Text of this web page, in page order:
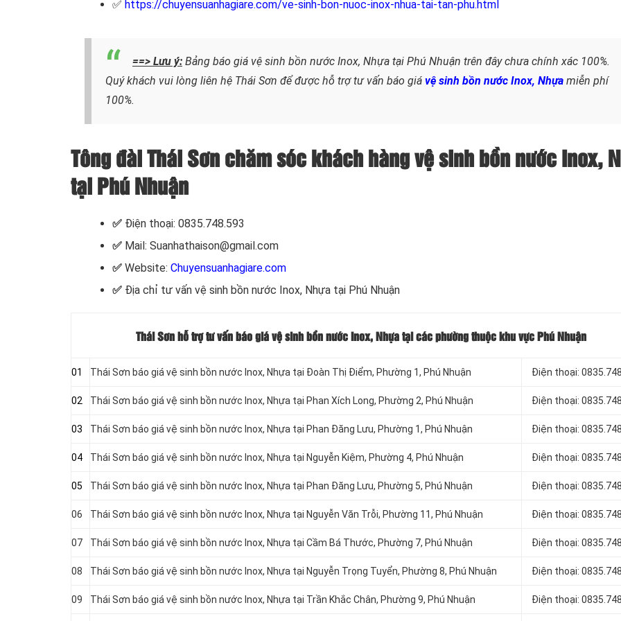
✅ https://chuyensuanhagiare.com/ve-sinh-bon-nuoc-inox-nhua-tai-tan-phu.html
==> Lưu ý: Bảng báo giá vệ sinh bồn nước Inox, Nhựa tại Phú Nhuận trên đây chưa chính xác 100%.
Quý khách vui lòng liên hệ Thái Sơn để được hỗ trợ tư vấn báo giá vệ sinh bồn nước Inox, Nhựa miễn phí
100%.
Tông đài Thái Sơn chăm sóc khách hàng vệ sinh bồn nước Inox,
tại Phú Nhuận
✅ Điện thoại: 0835.748.593
✅ Mail: Suanhathaison@gmail.com
✅ Website: Chuyensuanhagiare.com
✅ Địa chỉ tư vấn vệ sinh bồn nước Inox, Nhựa tại Phú Nhuận
Thái Sơn hỗ trợ tư vấn báo giá vệ sinh bồn nước Inox, Nhựa tại các phường thuộc khu vực Phú Nhuận
01 Thái Sơn báo giá vệ sinh bồn nước Inox, Nhựa tại Đoàn Thị Điểm, Phường 1, Phú Nhuận Điện thoại:
02 Thái Sơn báo giá vệ sinh bồn nước Inox, Nhựa tại Phan Xích Long, Phường 2, Phú Nhuận Điện thoại:
03 Thái Sơn báo giá vệ sinh bồn nước Inox, Nhựa tại Phan Đăng Lưu, Phường 1, Phú Nhuận Điện thoại:
04 Thái Sơn báo giá vệ sinh bồn nước Inox, Nhựa tại Nguyễn Kiệm, Phường 4, Phú Nhuận Điện thoại:
05 Thái Sơn báo giá vệ sinh bồn nước Inox, Nhựa tại Phan Đăng Lưu, Phường 5, Phú Nhuận Điện thoại:
06 Thái Sơn báo giá vệ sinh bồn nước Inox, Nhựa tại Nguyễn Văn Trỗi, Phường 11, Phú Nhuận Điện thoại:
07 Thái Sơn báo giá vệ sinh bồn nước Inox, Nhựa tại Cầm Bá Thước, Phường 7, Phú Nhuận Điện thoại:
08 Thái Sơn báo giá vệ sinh bồn nước Inox, Nhựa tại Nguyễn Trọng Tuyển, Phường 8, Phú Nhuận Điện thoại:
09 Thái Sơn báo giá vệ sinh bồn nước Inox, Nhựa tại Trần Khắc Chân, Phường 9, Phú Nhuận Điện thoại: